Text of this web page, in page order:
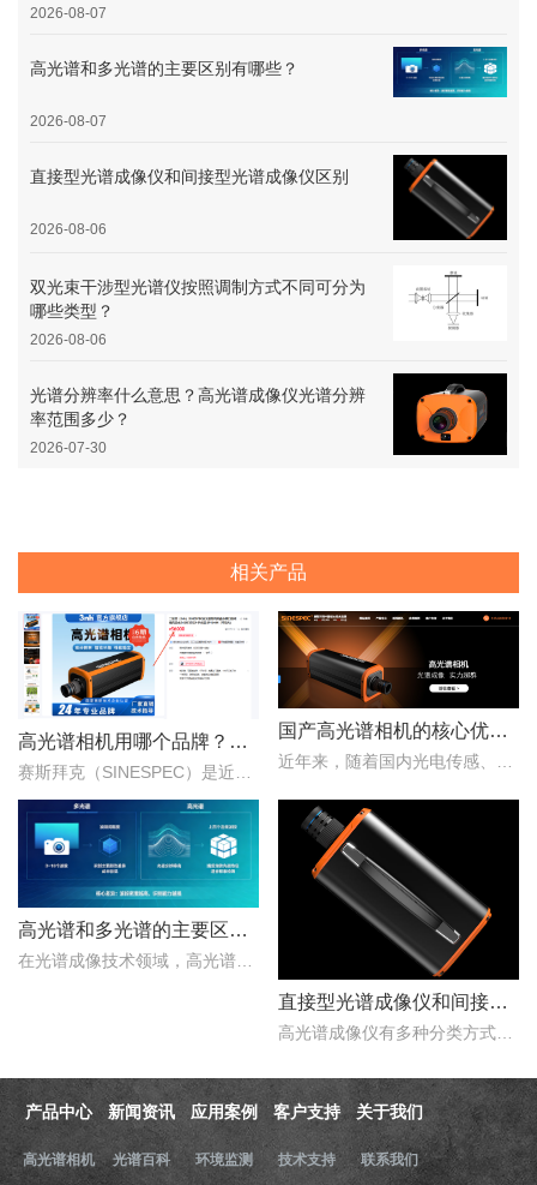
2026-08-07
高光谱和多光谱的主要区别有哪些？
2026-08-07
直接型光谱成像仪和间接型光谱成像仪区别
2026-08-06
双光束干涉型光谱仪按照调制方式不同可分为
哪些类型？
2026-08-06
光谱分辨率什么意思？高光谱成像仪光谱分辨
率范围多少？
2026-07-30
相关产品
高光谱相机用哪个品牌？赛斯拜克怎么样？
国产高光谱相机的核心优势：从“跟跑”到“并跑”的跨越
高光谱和多光谱的主要区别有哪些？
直接型光谱成像仪和间接型光谱成像仪区别
产品中心
高光谱相机
新闻资讯
光谱百科
应用案例
环境监测
客户支持
技术支持
关于我们
联系我们